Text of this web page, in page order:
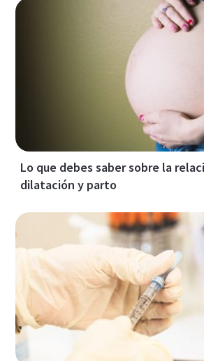
Lo que debes saber sobre la
dilatación y parto